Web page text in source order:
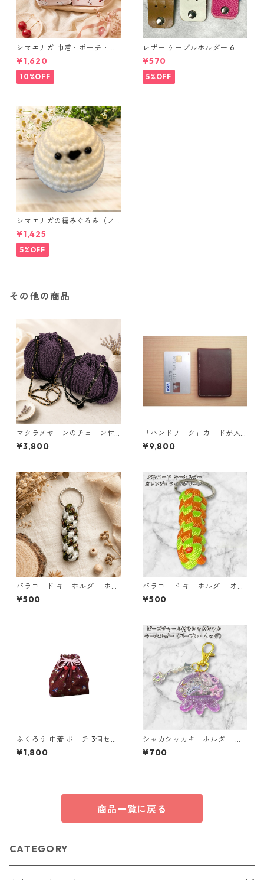
シマエナガ 巾着・ポーチ・ミ
ニポーチ(カード収納にも) ３
点セット さくらんぼ柄×淡いピ
ンク
¥1,620
10%OFF
レザー ケーブルホルダー 6個
セット
¥570
5%OFF
シマエナガの編みぐるみ（ノ
ーマル）
¥1,425
5%OFF
その他の商品
マクラメヤーンのチェーン付
ポーチ大小セット(紫) 巾着 布
小物 ハンドメイド 国産 本革
¥3,800
「ハンドワーク」カードが入
る小さな小銭入れ ネイビー
¥9,800
パラコード キーホルダー ホワ
イト× グリーン・ブラウン ハ
ンドメイド 国産 本革 ヌメ革
¥500
パラコード キーホルダー オレ
ンジ ライトグリーン 編み込み
s25
¥500
ふくろう 巾着 ポーチ 3個セッ
ト 和風 縁起物 o64 巾着袋 布
小物 ハンドメイド
¥1,800
シャカシャカキーホルダー く
らげ レジン キーホルダー パー
プル ビーズ チャーム付き かわ
ゆめかわ ギフト
¥700
商品一覧に戻る
CATEGORY